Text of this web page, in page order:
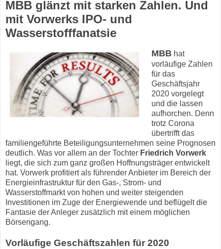
MBB glänzt mit starken Zahlen. Und
mit Vorwerks IPO- und
Wasserstofffanatsie
MBBhat
vorläufige Zahlen
für das
Geschäftsjahr
2020 vorgelegt
und die lassen
aufhorchen. Denn
trotz Corona
übertrifft das
familiengeführte Beteiligungsunternehmen seine Prognosen
deutlich. Was vor allem an der Tochter Friedrich Vorwerk
liegt, die sich zum ganz großen Hoffnungsträger entwickelt
hat. Vorwerk profitiert als führender Anbieter im Bereich der
Energieinfrastruktur für den Gas-, Strom- und
Wasserstoffmarkt von hohen und weiter steigenden
Investitionen im Zuge der Energiewende und beflügelt die
Fantasie der Anleger zusätzlich mit einem möglichen
Börsengang.
Vorläufige Geschäftszahlen für 2020